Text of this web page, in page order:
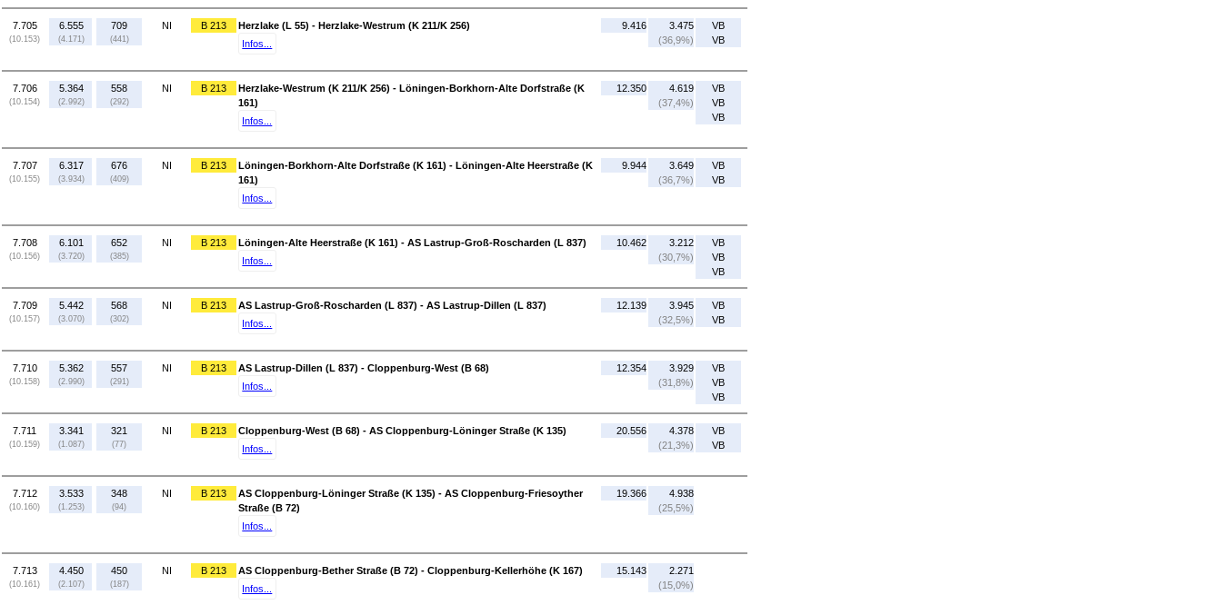
7.705
(10.153)
6.555
(4.171)
709
(441)
NI B 213
Herzlake (L 55) - Herzlake-Westrum (K 211/K 256)
Infos...
9.416
3.475
(36,9%)
VB
VB
7.706
(10.154)
5.364
(2.992)
558
(292)
NI B 213
Herzlake-Westrum (K 211/K 256) - Löningen-Borkhorn-Alte Dorfstraße (K
161)
Infos...
12.350
4.619
(37,4%)
VB
VB
VB
7.707
(10.155)
6.317
(3.934)
676
(409)
NI B 213
Löningen-Borkhorn-Alte Dorfstraße (K 161) - Löningen-Alte Heerstraße (K
161)
Infos...
9.944
3.649
(36,7%)
VB
VB
7.708
(10.156)
6.101
(3.720)
652
(385)
NI B 213
Löningen-Alte Heerstraße (K 161) - AS Lastrup-Groß-Roscharden (L 837)
Infos...
10.462
3.212
(30,7%)
VB
VB
VB
7.709
(10.157)
5.442
(3.070)
568
(302)
NI B 213
AS Lastrup-Groß-Roscharden (L 837) - AS Lastrup-Dillen (L 837)
Infos...
12.139
3.945
(32,5%)
VB
VB
7.710
(10.158)
5.362
(2.990)
557
(291)
NI B 213
AS Lastrup-Dillen (L 837) - Cloppenburg-West (B 68)
Infos...
12.354
3.929
(31,8%)
VB
VB
VB
7.711
(10.159)
3.341
(1.087)
321
(77)
NI B 213
Cloppenburg-West (B 68) - AS Cloppenburg-Löninger Straße (K 135)
Infos...
20.556
4.378
(21,3%)
VB
VB
7.712
(10.160)
3.533
(1.253)
348
(94)
NI B 213
AS Cloppenburg-Löninger Straße (K 135) - AS Cloppenburg-Friesoyther
Straße (B 72)
Infos...
19.366
4.938
(25,5%)
7.713
(10.161)
4.450
(2.107)
450
(187)
NI B 213
AS Cloppenburg-Bether Straße (B 72) - Cloppenburg-Kellerhöhe (K 167)
Infos...
15.143
2.271
(15,0%)